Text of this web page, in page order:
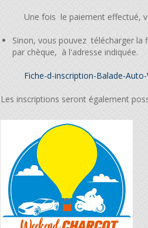
Une fois le paiement effectué,
Sinon, vous pouvez télécharger la
par chèque, à l'adresse indiquée.
Fiche-d-inscription-Balade-
Les inscriptions seront également